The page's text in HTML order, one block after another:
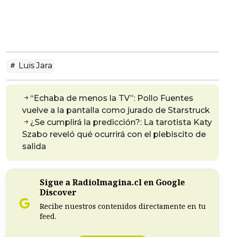
Luis Jara
“Echaba de menos la TV”: Pollo Fuentes
vuelve a la pantalla como jurado de Starstruck
¿Se cumplirá la predicción?: La tarotista Katy
Szabo reveló qué ocurrirá con el plebiscito de
salida
Sigue a RadioImagina.cl en Google
Discover
Recibe nuestros contenidos directamente en tu
feed.